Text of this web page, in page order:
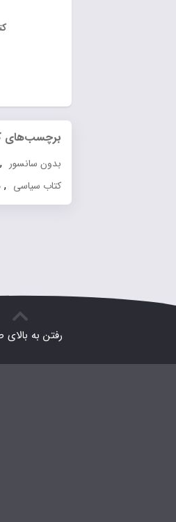
کتاب
برچسب‌های کالا
بدون سانسور ,تخفیف
کتاب سیاسی ,
رفتن به بالای صفحه